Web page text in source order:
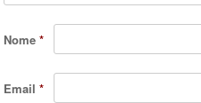
Nome*
Email*